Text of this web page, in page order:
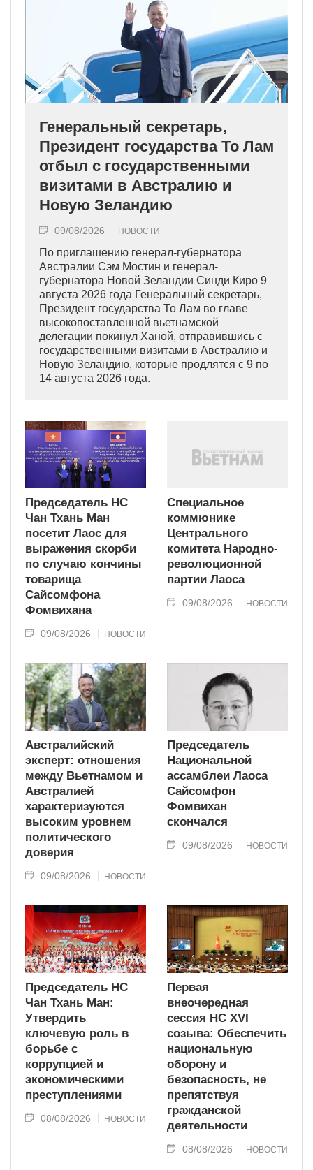
Генеральный секретарь,
Президент государства То Лам
отбыл с государственными
визитами в Австралию и
Новую Зеландию
09/08/2026 НОВОСТИ
По приглашению генерал-губернатора
Австралии Сэм Мостин и генерал-
губернатора Новой Зеландии Синди Киро 9
августа 2026 года Генеральный секретарь,
Президент государства То Лам во главе
высокопоставленной вьетнамской
делегации покинул Ханой, отправившись с
государственными визитами в Австралию и
Новую Зеландию, которые продлятся с 9 по
14 августа 2026 года.
Председатель НС
Чан Тхань Ман
посетит Лаос для
выражения скорби
по случаю кончины
товарища
Сайсомфона
Фомвихана
09/08/2026 НОВОСТИ
Специальное
коммюнике
Центрального
комитета Народно-
революционной
партии Лаоса
09/08/2026 НОВОСТИ
Австралийский
эксперт: отношения
между Вьетнамом и
Австралией
характеризуются
высоким уровнем
политического
доверия
09/08/2026 НОВОСТИ
Председатель
Национальной
ассамблеи Лаоса
Сайсомфон
Фомвихан
скончался
09/08/2026 НОВОСТИ
Председатель НС
Чан Тхань Ман:
Утвердить
ключевую роль в
борьбе с
коррупцией и
экономическими
преступлениями
08/08/2026 НОВОСТИ
Первая
внеочередная
сессия НС XVI
созыва: Обеспечить
национальную
оборону и
безопасность, не
препятствуя
гражданской
деятельности
08/08/2026 НОВОСТИ